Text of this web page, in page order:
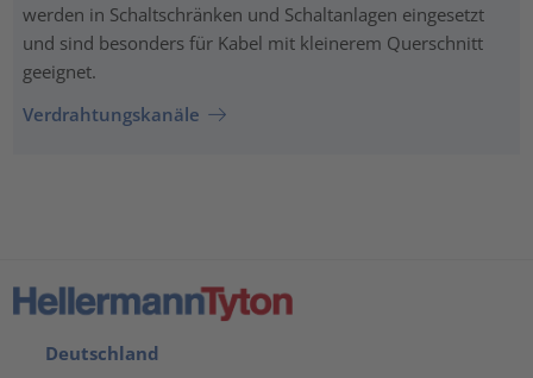
werden in Schaltschränken und Schaltanlagen eingesetzt
und sind besonders für Kabel mit kleinerem Querschnitt
geeignet.
Verdrahtungskanäle
Deutschland